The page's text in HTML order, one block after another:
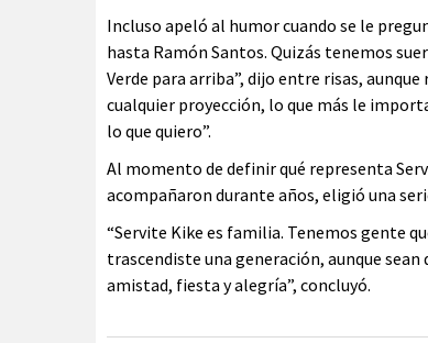
Incluso apeló al humor cuando se le
hasta Ramón Santos. Quizás tenemos
Verde para arriba”, dijo entre risas,
cualquier proyección, lo que más le
lo que quiero”.
Al momento de definir qué representa
acompañaron durante años, eligió una
“Servite Kike es familia. Tenemos gente
trascendiste una generación, aunque
amistad, fiesta y alegría”, concluyó.